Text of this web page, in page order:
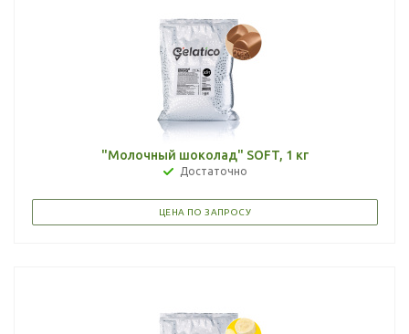
"Молочный шоколад" SOFT, 1 кг
Достаточно
ЦЕНА ПО ЗАПРОСУ